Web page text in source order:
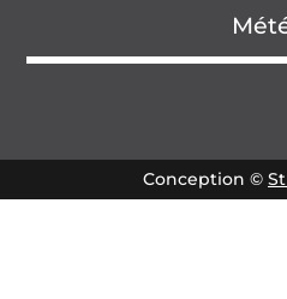
Conception ©